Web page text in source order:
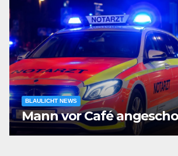
BLAULICHT NEWS
Mann vor Café